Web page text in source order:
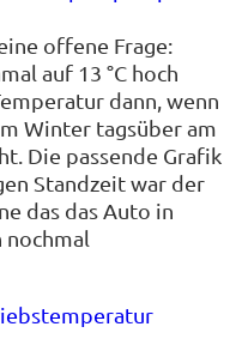
offene Frage:
auf 13 °C hoch
dann, wenn
Winter tagsüber am
Die passende Grafik
Standzeit war der
das das Auto in
nochmal